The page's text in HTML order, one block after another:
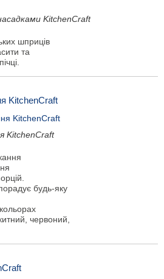
KitchenCraft
шприців
та
KitchenCraft
KitchenCraft
будь-яку
червоний,